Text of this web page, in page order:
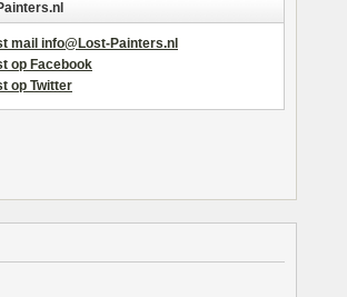
mail info@Lost-Painters.nl
op Facebook
op Twitter